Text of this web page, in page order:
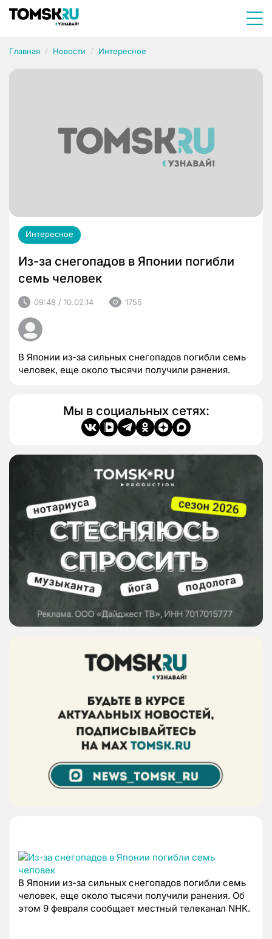
Главная Новости Интересное
Интересное
Из-за снегопадов в Японии погибли
семь человек
09:48 / 10.02.14 1755
В Японии из-за сильных снегопадов погибли семь
человек, еще около тысячи получили ранения.
Мы в социальных сетях:
В Японии из-за сильных снегопадов погибли семь
человек, еще около тысячи получили ранения. Об
этом 9 февраля сообщает местный телеканал NHK.